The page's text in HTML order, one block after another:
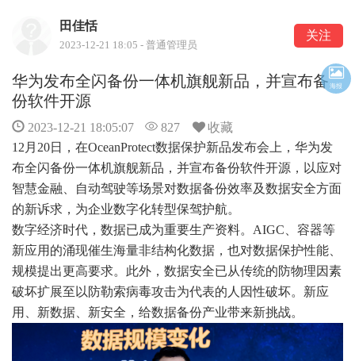
田佳恬
2023-12-21 18:05 - 普通管理员
关注
华为发布全闪备份一体机旗舰新品，并宣布备
份软件开源
2023-12-21 18:05:07 827
收藏
12月20日，在OceanProtect数据保护新品发布会上，华为发
布全闪备份一体机旗舰新品，并宣布备份软件开源，以应对
智慧金融、自动驾驶等场景对数据备份效率及数据安全方面
的新诉求，为企业数字化转型保驾护航。
数字经济时代，数据已成为重要生产资料。AIGC、容器等
新应用的涌现催生海量非结构化数据，也对数据保护性能、
规模提出更高要求。此外，数据安全已从传统的防物理因素
破坏扩展至以防勒索病毒攻击为代表的人因性破坏。新应
用、新数据、新安全，给数据备份产业带来新挑战。
海报